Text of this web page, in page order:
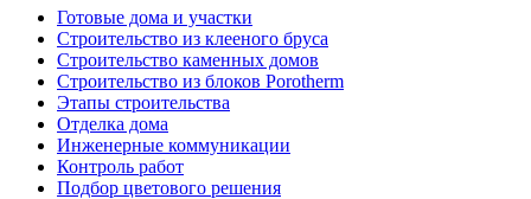
Готовые дома и участки
Строительство из клееного бруса
Строительство каменных домов
Строительство из блоков Porotherm
Этапы строительства
Отделка дома
Инженерные коммуникации
Контроль работ
Подбор цветового решения